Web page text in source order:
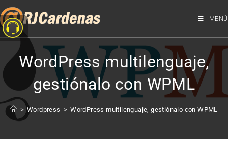
MENÚ
WordPress multilenguaje,
gestiónalo con WPML
> Wordpress > WordPress multilenguaje, gestiónalo con WPML